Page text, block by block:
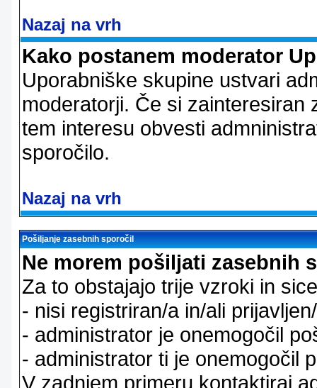
Nazaj na vrh
Kako postanem moderator
Uporabniške skupine ustvari
moderatorji. Če si
tem interesu obvesti
sporočilo.
Nazaj na vrh
Pošiljanje zasebnih sporočil
Ne morem pošiljati zasebnih
Za to obstajajo trije vzroki in
- nisi registriran/a in/ali
- administrator je onemogočil
- administrator ti je onemogočil
V zadnjem primeru kontaktiraj